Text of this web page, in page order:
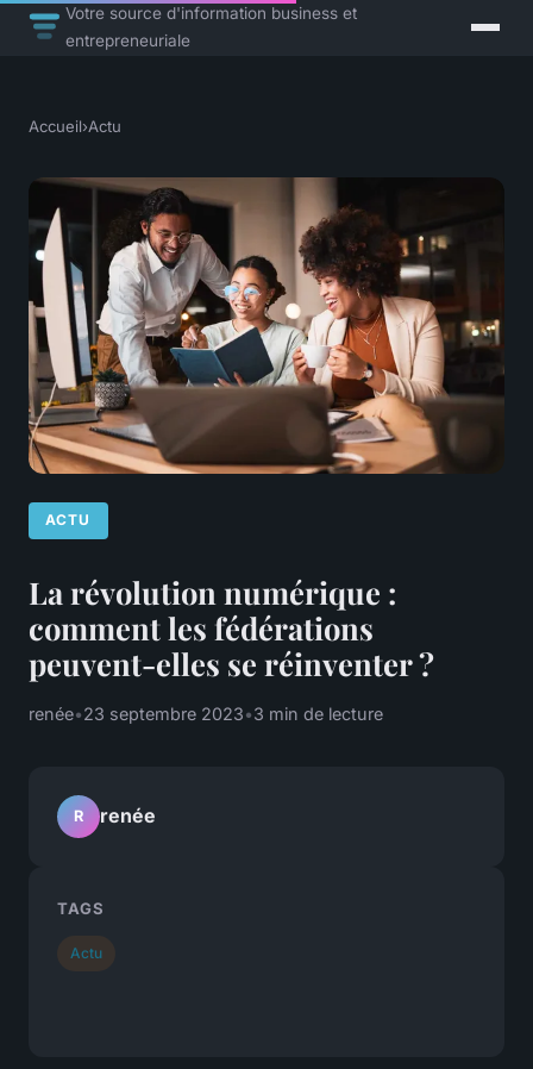
Votre source d'information business et
entrepreneuriale
Accueil›Actu
ACTU
La révolution numérique :
comment les fédérations
peuvent-elles se réinventer ?
renée•23 septembre 2023•3 min de lecture
R renée
TAGS
Actu